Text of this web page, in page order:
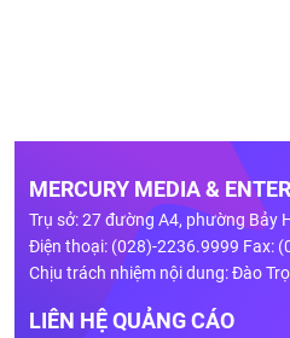
MERCURY MEDIA &
Trụ sở: 27 đường A4, phường Bảy
Điện thoại: (028)-2236.9999 Fax:
Chịu trách nhiệm nội dung: Đào
LIÊN HỆ QUẢNG CÁO